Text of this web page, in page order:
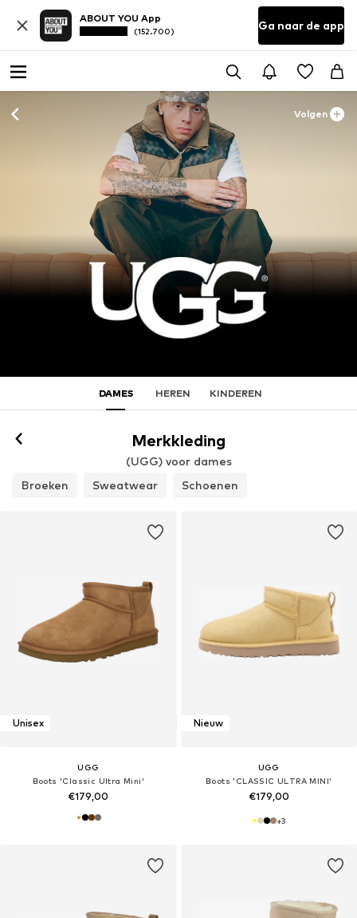
ABOUT YOU App
(152.700) Ga naar de app
Volgen
DAMES HEREN KINDEREN
Merkkleding
(UGG) voor dames
Broeken
Sweatwear Schoenen
Unisex
UGG
Boots 'Classic Ultra Mini'
€179,00
Nieuw
UGG
Boots 'CLASSIC ULTRA MINI'
€179,00
+3